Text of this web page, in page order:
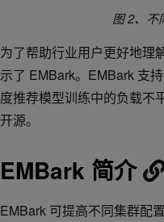
图 2、不
为了帮助行业用户更好地理
示了 EMBark。EMBark 支
度推荐模型训练中的负载不
开源。
EMBark 简介
EMBark 可提高不同集群配